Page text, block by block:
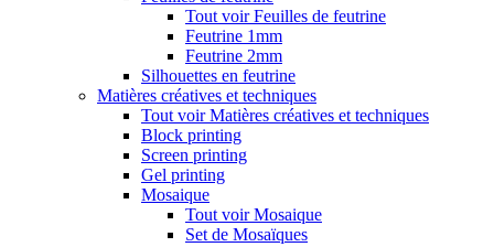
Tout voir Feuilles de feutrine
Feutrine 1mm
Feutrine 2mm
Silhouettes en feutrine
Matières créatives et techniques
Tout voir Matières créatives et techniques
Block printing
Screen printing
Gel printing
Mosaique
Tout voir Mosaique
Set de Mosaïques